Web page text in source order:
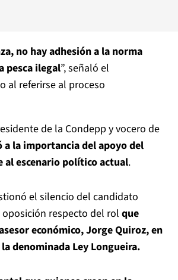
no hay adhesión a la norma
pesca ilegal”, señaló el
al referirse al proceso
de la Condepp y vocero de
a la importancia del apoyo del
escenario político actual.
el silencio del candidato
respecto del rol que
económico, Jorge Quiroz, en
denominada Ley Longueira.